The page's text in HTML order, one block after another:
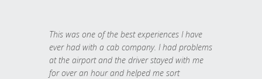
This was one of the best experiences I have
ever had with a cab company. I had problems
at the airport and the driver stayed with me
for over an hour and helped me sort